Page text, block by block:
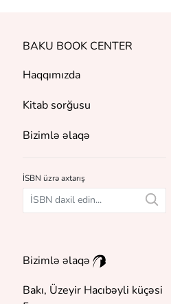
BAKU BOOK CENTER
Haqqımızda
Kitab sorğusu
Bizimlə əlaqə
İSBN üzrə axtarış
Bizimlə əlaqə
Bakı, Üzeyir Hacıbəyli küçəsi